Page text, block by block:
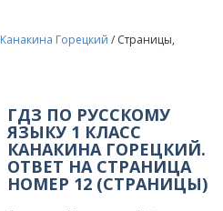
Канакина Горецкий / Страницы,
ГДЗ ПО РУССКОМУ
ЯЗЫКУ 1 КЛАСС
КАНАКИНА ГОРЕЦКИЙ.
ОТВЕТ НА СТРАНИЦА
НОМЕР 12 (СТРАНИЦЫ)